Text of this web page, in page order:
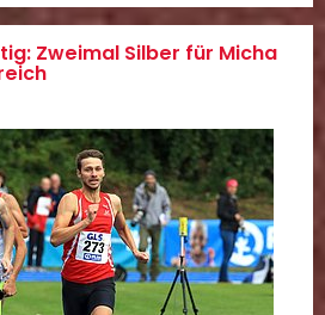
Zweimal Silber für Micha